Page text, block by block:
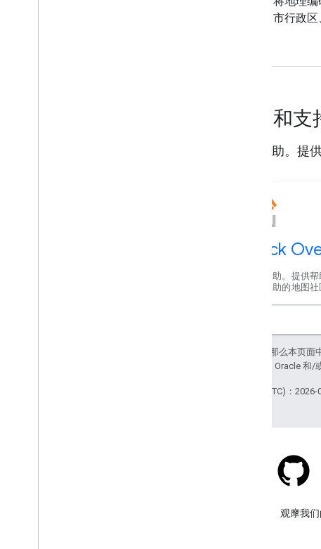
市行政区
帮助和支
获取帮助。提
Stack
获取帮助。提供
互帮互助的地图社
如未另行说明，那么本页面
。Java 是 Oracle 和/
最后更新时间 (UTC)：2026-
观摩我